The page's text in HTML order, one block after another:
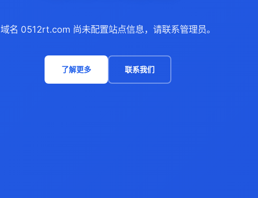
域名 0512rt.com 尚未配置站点信息，请联系管理员。
了解更多 联系我们